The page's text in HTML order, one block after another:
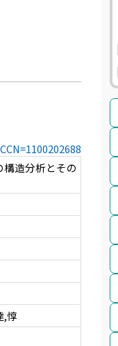
造分析とその
惇